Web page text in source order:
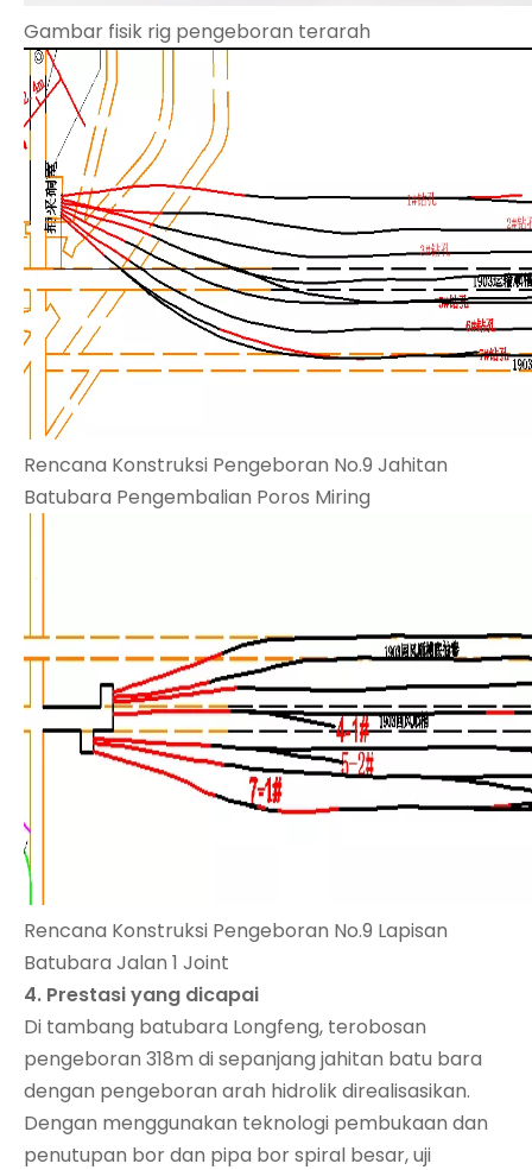
Gambar fisik rig pengeboran terarah
Rencana Konstruksi Pengeboran No.9 Jahitan
Batubara Pengembalian Poros Miring
Rencana Konstruksi Pengeboran No.9 Lapisan
Batubara Jalan 1 Joint
4. Prestasi yang dicapai
Di tambang batubara Longfeng, terobosan
pengeboran 318m di sepanjang jahitan batu bara
dengan pengeboran arah hidrolik direalisasikan.
Dengan menggunakan teknologi pembukaan dan
penutupan bor dan pipa bor spiral besar, uji